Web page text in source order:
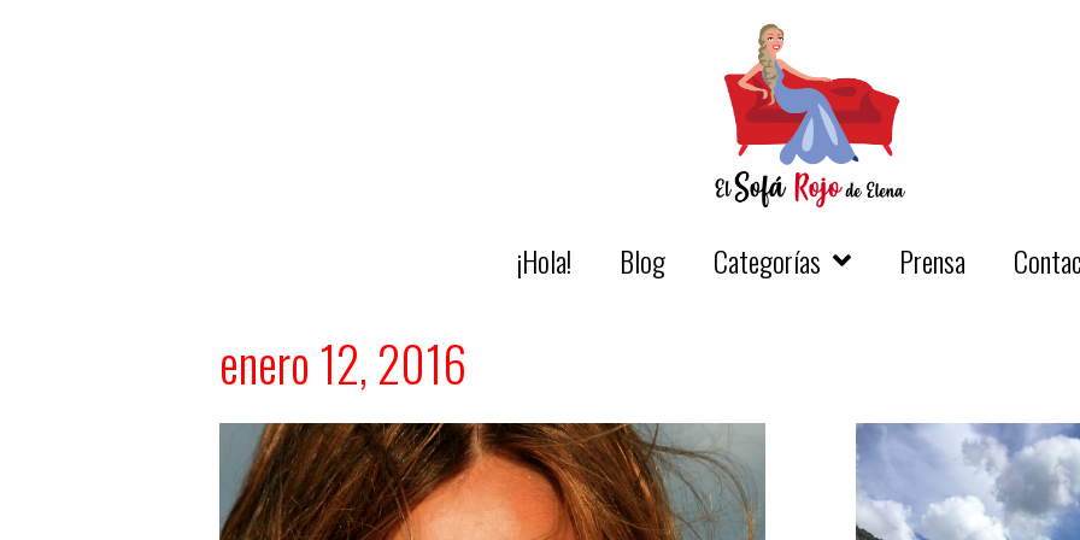
¡Hola! Blog Categorías Prensa
enero 12, 2016